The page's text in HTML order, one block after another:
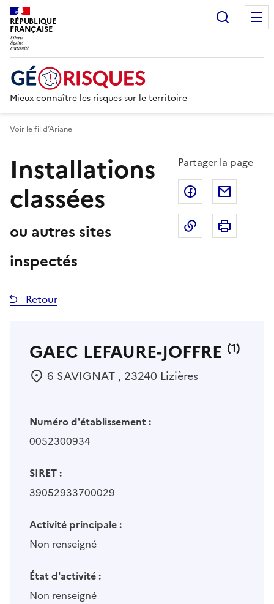
RÉPUBLIQUE
FRANÇAISE
Mieux connaître les risques sur le territoire
Voir le fil d’Ariane
Installations
classées
ou autres sites
inspectés
Partager la page
Partager sur
Copier dans
Retour
GAEC LEFAURE-JOFFRE (1)
6 SAVIGNAT , 23240 Lizières
Numéro d'établissement :
0052300934
SIRET :
39052933700029
Activité principale :
Non renseigné
État d'activité :
Non renseigné